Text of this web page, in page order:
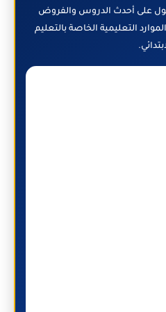
على أحدث الدروس والفروض
التعليمية الخاصة بالتعليم